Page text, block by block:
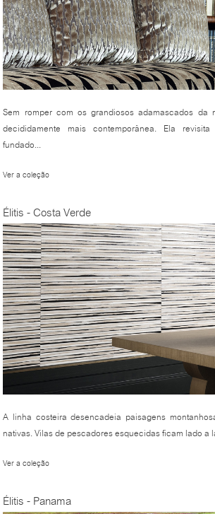
Sem romper com os grandiosos adamascados
decididamente mais contemporânea. Ela
fundado...
Ver a coleção
Élitis - Costa Verde
A linha costeira desencadeia paisagens
nativas. Vilas de pescadores esquecidas ficam lado a
Ver a coleção
Élitis - Panama